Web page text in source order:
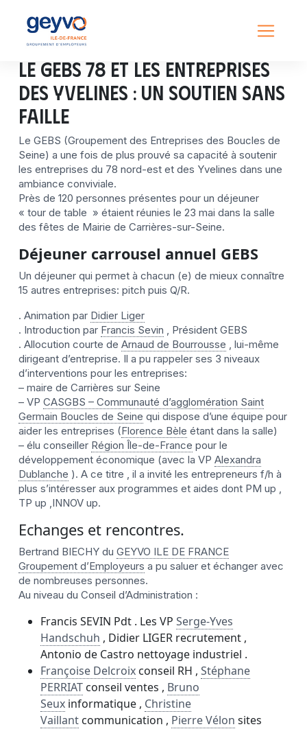
Le GEBS 78 et les entreprises
des Yvelines : un soutien sans
faille
Le GEBS (Groupement des Entreprises des Boucles de
Seine) a une fois de plus prouvé sa capacité à soutenir
les entreprises du 78 nord-est et des Yvelines dans une
ambiance conviviale.
Près de 120 personnes présentes pour un déjeuner
« tour de table » étaient réunies le 23 mai dans la salle
des fêtes de Mairie de Carrières-sur-Seine.
Déjeuner carrousel annuel GEBS
Un déjeuner qui permet à chacun (e) de mieux connaître
15 autres entreprises: pitch puis Q/R.
. Animation par Didier Liger
. Introduction par Francis Sevin , Président GEBS
. Allocution courte de Arnaud de Bourrousse , lui-même
dirigeant d’entreprise. Il a pu rappeler ses 3 niveaux
d’interventions pour les entreprises:
– maire de Carrières sur Seine
– VP CASGBS – Communauté d’agglomération Saint
Germain Boucles de Seine qui dispose d’une équipe pour
aider les entreprises (Florence Bèle étant dans la salle)
– élu conseiller Région Île-de-France pour le
développement économique (avec la VP Alexandra
Dublanche ). A ce titre , il a invité les entrepreneurs f/h à
plus s’intéresser aux programmes et aides dont PM up ,
TP up ,INNOV up.
Echanges et rencontres.
Bertrand BIECHY du GEYVO ILE DE FRANCE
Groupement d’Employeurs a pu saluer et échanger avec
de nombreuses personnes.
Au niveau du Conseil d’Administration :
Francis SEVIN Pdt . Les VP Serge-Yves
Handschuh , Didier LIGER recrutement ,
Antonio de Castro nettoyage industriel .
Françoise Delcroix conseil RH , Stéphane
PERRIAT conseil ventes , Bruno
Seux informatique , Christine
Vaillant communication , Pierre Vélon sites